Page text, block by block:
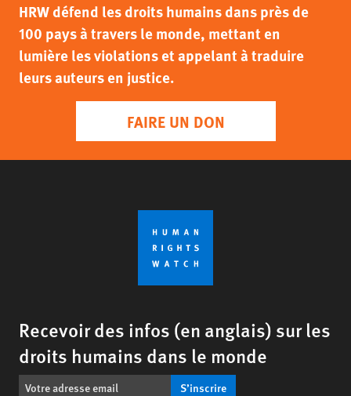
HRW défend les droits humains dans près de
100 pays à travers le monde, mettant en
lumière les violations et appelant à traduire
leurs auteurs en justice.
FAIRE UN DON
Recevoir des infos (en anglais) sur les
droits humains dans le monde
S’inscrire